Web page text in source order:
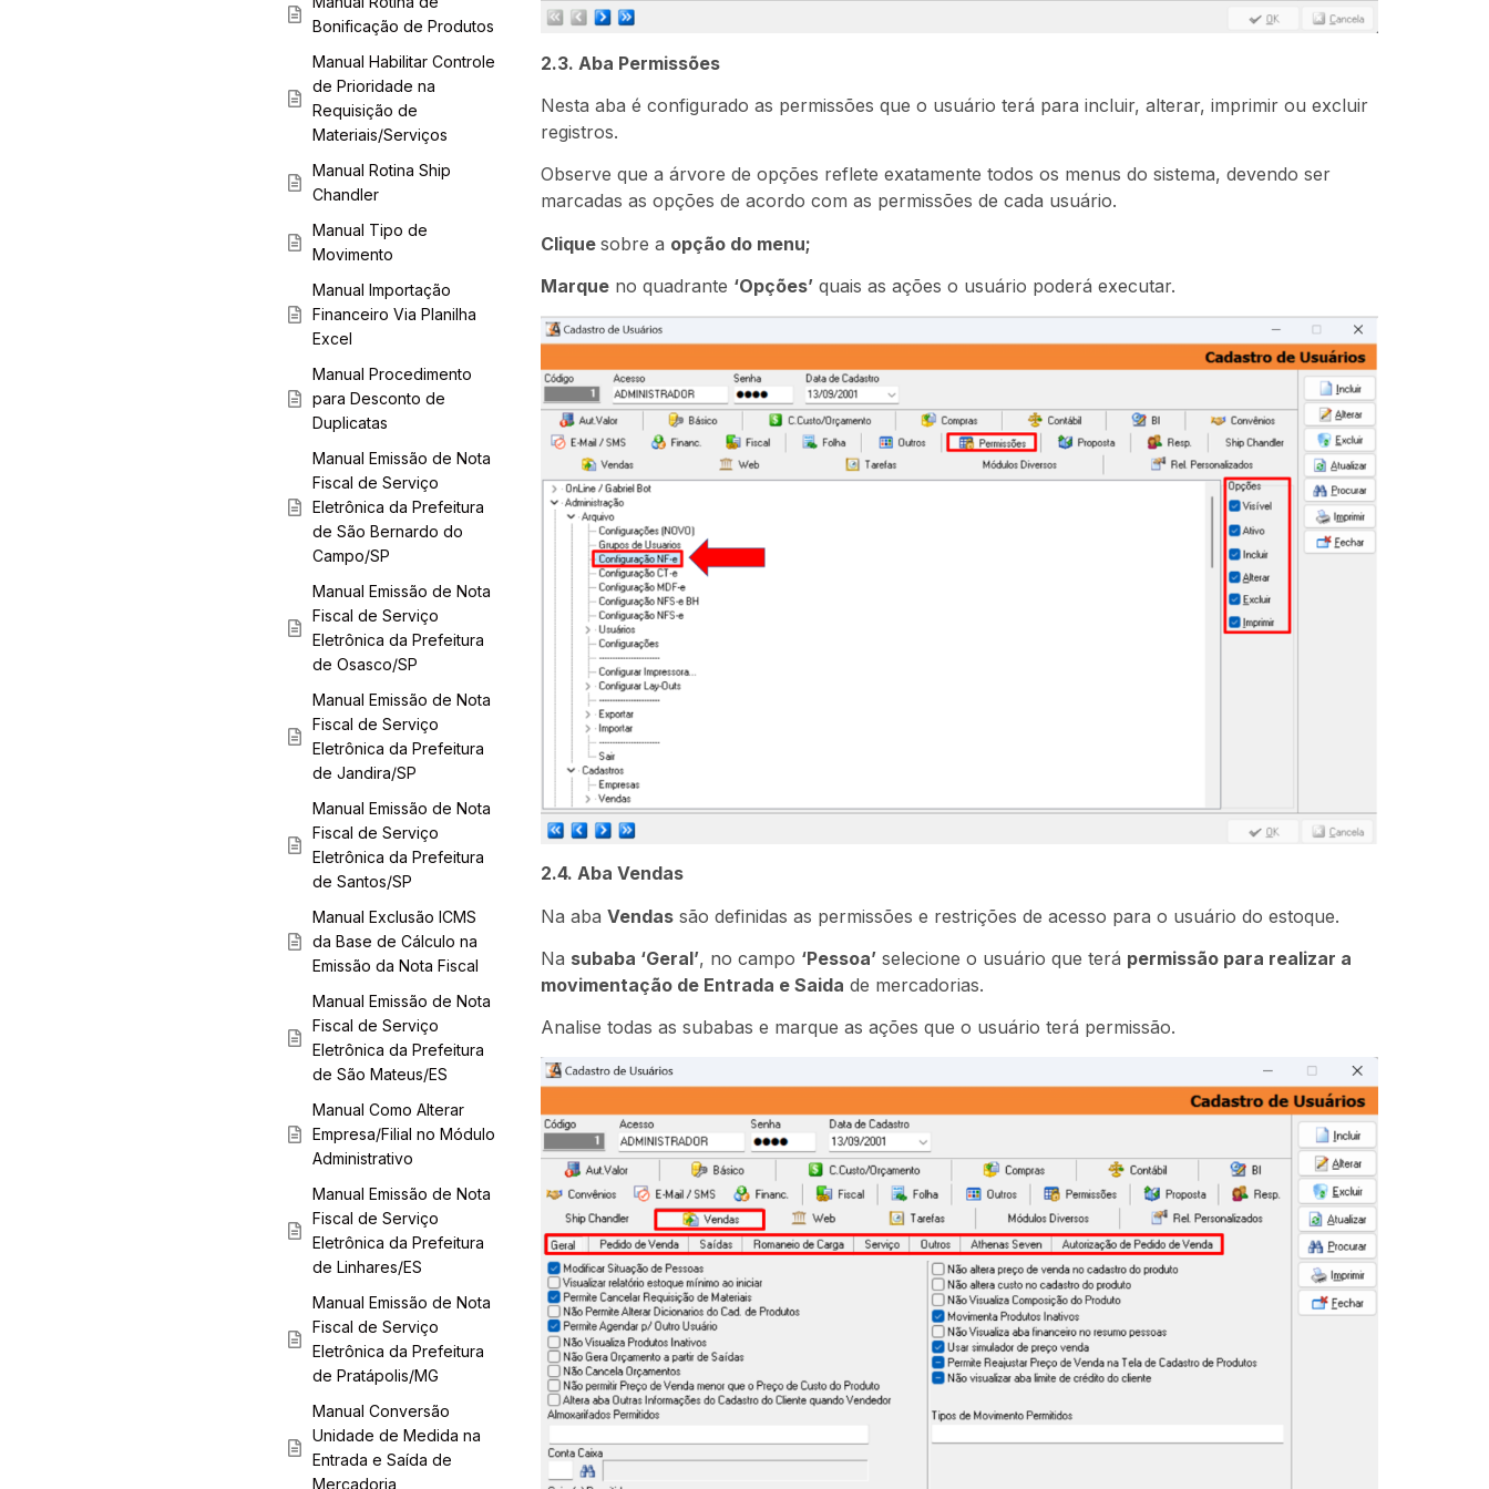
Bonificação de Produtos
Manual Habilitar Controle
de Prioridade na
Requisição de
Materiais/Serviços
Manual Rotina Ship
Chandler
Manual Tipo de
Movimento
Manual Importação
Financeiro Via Planilha
Excel
Manual Procedimento
para Desconto de
Duplicatas
Manual Emissão de Nota
Fiscal de Serviço
Eletrônica da Prefeitura
de São Bernardo do
Campo/SP
Manual Emissão de Nota
Fiscal de Serviço
Eletrônica da Prefeitura
de Osasco/SP
Manual Emissão de Nota
Fiscal de Serviço
Eletrônica da Prefeitura
de Jandira/SP
Manual Emissão de Nota
Fiscal de Serviço
Eletrônica da Prefeitura
de Santos/SP
Manual Exclusão ICMS
da Base de Cálculo na
Emissão da Nota Fiscal
Manual Emissão de Nota
Fiscal de Serviço
Eletrônica da Prefeitura
de São Mateus/ES
Manual Como Alterar
Empresa/Filial no Módulo
Administrativo
Manual Emissão de Nota
Fiscal de Serviço
Eletrônica da Prefeitura
de Linhares/ES
Manual Emissão de Nota
Fiscal de Serviço
Eletrônica da Prefeitura
de Pratápolis/MG
Manual Conversão
Unidade de Medida na
Entrada e Saída de
Mercadoria
2.3. Aba Permissões
Nesta aba é configurado as permissões que o usuário terá para incluir, alterar, imprimir ou excluir
registros.
Observe que a árvore de opções reflete exatamente todos os menus do sistema, devendo ser
marcadas as opções de acordo com as permissões de cada usuário.
Clique sobre a opção do menu;
Marqueno quadrante ‘Opções’quais as ações o usuário poderá executar.
2.4. Aba Vendas
Na aba Vendassão definidas as permissões e restrições de acesso para o usuário do estoque.
Na subaba ‘Geral’, no campo ‘Pessoa’selecione o usuário que terá permissão para realizar a
movimentação de Entrada e Saida de mercadorias.
Analise todas as subabas e marque as ações que o usuário terá permissão.